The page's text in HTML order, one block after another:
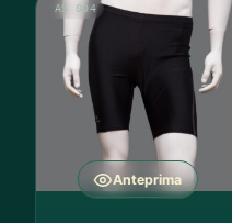
Anteprima
AS 004